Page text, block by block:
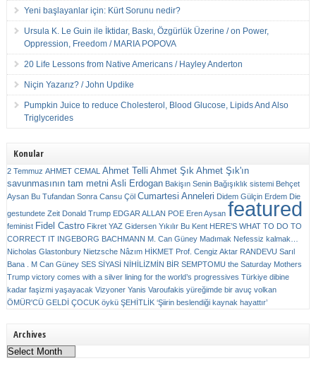
Yeni başlayanlar için: Kürt Sorunu nedir?
Ursula K. Le Guin ile İktidar, Baskı, Özgürlük Üzerine / on Power,
Oppression, Freedom / MARIA POPOVA
20 Life Lessons from Native Americans / Hayley Anderton
Niçin Yazarız? / John Updike
Pumpkin Juice to reduce Cholesterol, Blood Glucose, Lipids And Also
Triglycerides
Konular
2 Temmuz AHMET CEMAL Ahmet Telli Ahmet Şık Ahmet Şık'ın
savunmasının tam metni Asli Erdogan Bakişın Senin Bağışıklık sistemi Behçet
Aysan Bu Tufandan Sonra Cansu Çöl Cumartesi Anneleri Didem Gülçin Erdem Die
gestundete Zeit Donald Trump EDGAR ALLAN POE Eren Aysan featured
feminist Fidel Castro Fikret YAZ Gidersen Yıkılır Bu Kent HERE’S WHAT TO DO TO
CORRECT IT INGEBORG BACHMANN M. Can Güney Madımak Nefessiz kalmak…
Nicholas Glastonbury Nietzsche Nâzım HİKMET Prof. Cengiz Aktar RANDEVU Sarıl
Bana . M Can Güney SES SİYASİ NİHİLİZMİN BİR SEMPTOMU the Saturday Mothers
Trump victory comes with a silver lining for the world’s progressives Türkiye dibine
kadar faşizmi yaşayacak Vizyoner Yanis Varoufakis yüreğimde bir avuç volkan
ÖMÜR'CÜ GELDİ ÇOCUK öykü ŞEHİTLİK ‘Şiirin beslendiği kaynak hayattır’
Archives
Archives